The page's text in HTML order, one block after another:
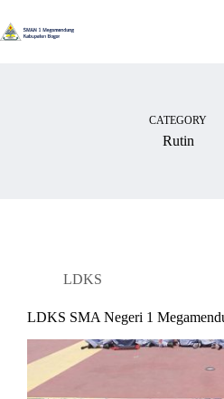
to
content
CATEGORY
Rutin
LDKS
LDKS SMA Negeri 1